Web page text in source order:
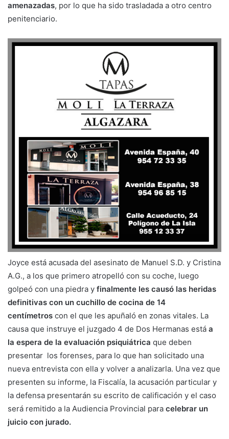
amenazadas, por lo que ha sido trasladada a otro centro
penitenciario.
Joyce está acusada del asesinato de Manuel S.D. y Cristina
A.G., a los que primero atropelló con su coche, luego
golpeó con una piedra y finalmente les causó las heridas
definitivas con un cuchillo de cocina de 14
centímetros con el que les apuñaló en zonas vitales. La
causa que instruye el juzgado 4 de Dos Hermanas está a
la espera de la evaluación psiquiátrica que deben
presentar los forenses, para lo que han solicitado una
nueva entrevista con ella y volver a analizarla. Una vez que
presenten su informe, la Fiscalía, la acusación particular y
la defensa presentarán su escrito de calificación y el caso
será remitido a la Audiencia Provincial para celebrar un
juicio con jurado.